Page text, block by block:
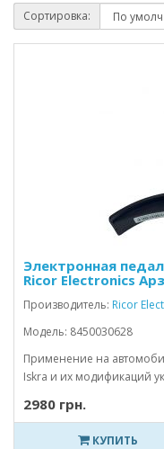
Сортировка:
Электронная
Ricor Electronics
Производитель: Ricor
Модель: 8450030628
Применение на
Iskra и их модификаций
2980 грн.
КУПИТЬ